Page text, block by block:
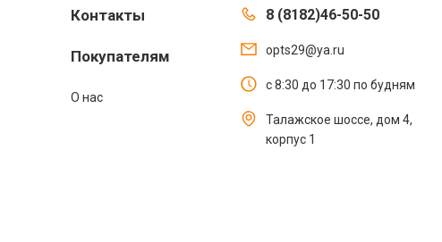
Контакты
Покупателям
О нас
8 (8182)46-50-50
opts29@ya.ru
с 8:30 до 17:30 по будням
Талажское шоссе, дом 4,
корпус 1